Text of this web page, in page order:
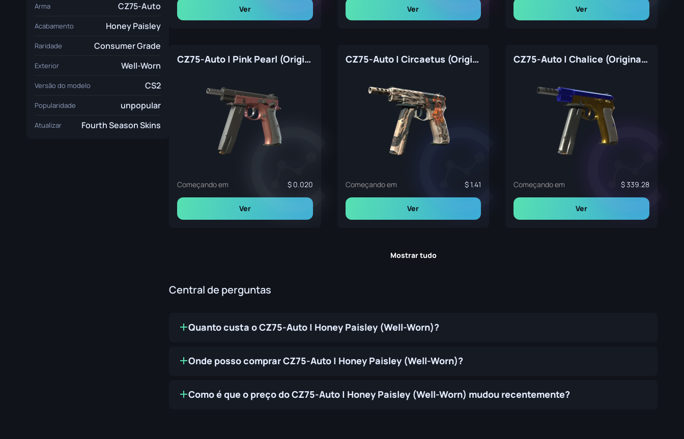
Arma CZ75-Auto
Acabamento Honey Paisley
Raridade Consumer Grade
Exterior Well-Worn
Versão do modelo CS2
Popularidade unpopular
Atualizar Fourth Season Skins
Ver Ver Ver
CZ75-Auto | Pink Pearl (Original de Fábrica)
Começando em 0.020
Ver
CZ75-Auto | Circaetus (Original de Fábrica)
Começando em 1.41
Ver
CZ75-Auto | Chalice (Original de Fábrica)
Começando em 339.28
Ver
Mostrar tudo
Central de perguntas
Quanto custa o CZ75-Auto | Honey Paisley (Well-Worn)?
Onde posso comprar CZ75-Auto | Honey Paisley (Well-Worn)?
Como é que o preço do CZ75-Auto | Honey Paisley (Well-Worn) mudou recentemente?